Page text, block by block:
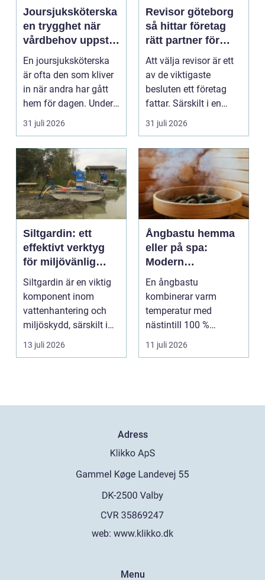
Joursjuksköterska
en trygghet när
vårdbehov uppstår
dygnet runt
En joursjuksköterska
är ofta den som kliver
in när andra har gått
hem för dagen. Under
sena kvällar,...
31 juli 2026
Revisor göteborg
så hittar företag
rätt partner för
trygg tillväxt
Att välja revisor är ett
av de viktigaste
besluten ett företag
fattar. Särskilt i en
företagsintensi...
31 juli 2026
Siltgardin: ett
effektivt verktyg
för miljövänlig
vattenhantering
Siltgardin är en viktig
komponent inom
vattenhantering och
miljöskydd, särskilt i
verksamheter som i...
13 juli 2026
Ångbastu hemma
eller på spa:
Modern
återhämtning med
uråldrig logik
En ångbastu
kombinerar varm
temperatur med
nästintill 100 %
luftfuktighet för att
11 juli 2026
Adress
web: www.klikko.dk
Menu